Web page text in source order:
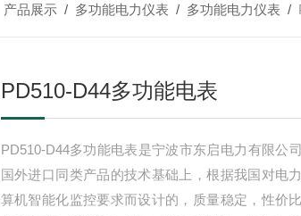
产品展示 / 多功能电力仪表 / 多功能电力仪表 /
PD510-D44多功能电表
PD510-D44多功能电表是宁波市东启电力有限公
国外进口同类产品的技术基础上，根据我国对电
算机智能化监控要求而设计的，质量稳定，性价